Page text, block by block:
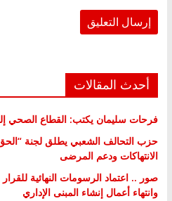
أحدث المقالات
فرحات سليمان يكتب: القطاع الصحي
حزب التحالف الشعبي يطلق لجنة
الانتهاكات ودعم المرضى
صور .. اعتماد الرسومات النهائية
وانتهاء أعمال إنشاء المبنى الإداري